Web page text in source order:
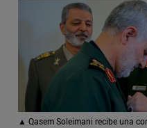
▲ Qasem Soleimani recibe una